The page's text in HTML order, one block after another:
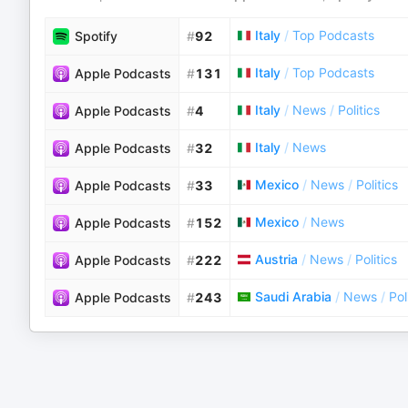
Spotify #92 Italy / Top Podcasts
Apple Podcasts #131 Italy / Top Podcasts
Apple Podcasts #4 Italy / News / Politics
Apple Podcasts #32 Italy / News
Apple Podcasts #33 Mexico / News / Politics
Apple Podcasts #152 Mexico / News
Apple Podcasts #222 Austria / News / Politics
Apple Podcasts #243 Saudi Arabia / News /